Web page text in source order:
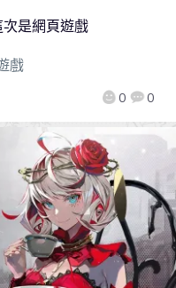
0 0
是網頁遊戲
戲